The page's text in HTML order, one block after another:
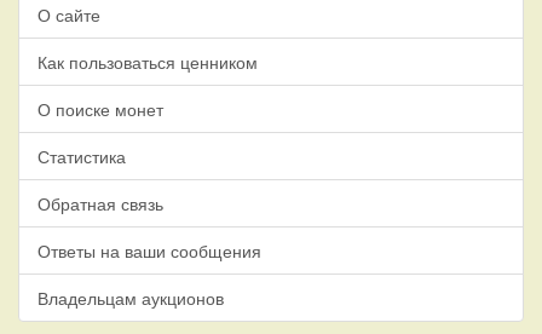
О сайте
Как пользоваться ценником
О поиске монет
Статистика
Обратная связь
Ответы на ваши сообщения
Владельцам аукционов